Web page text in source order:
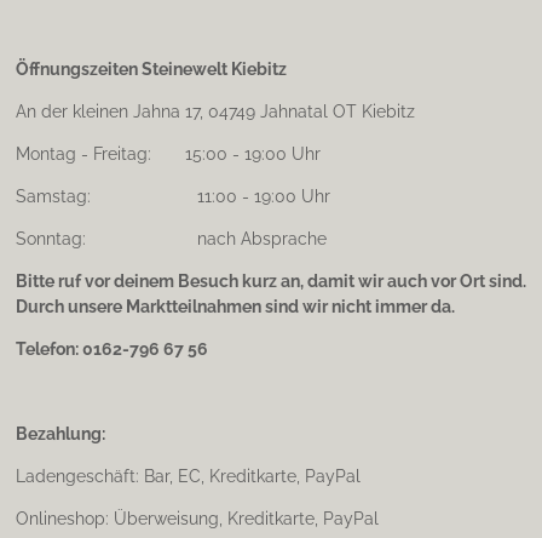
Öffnungszeiten Steinewelt Kiebitz
An der kleinen Jahna 17, 04749 Jahnatal OT Kiebitz
Montag - Freitag: 15:00 - 19:00 Uhr
Samstag: 11:00 - 19:00 Uhr
Sonntag: nach Absprache
Bitte ruf vor deinem Besuch kurz an, damit wir auch vor Ort sind.
Durch unsere Marktteilnahmen sind wir nicht immer da.
Telefon: 0162-796 67 56
Bezahlung:
Ladengeschäft: Bar, EC, Kreditkarte, PayPal
Onlineshop: Überweisung, Kreditkarte, PayPal